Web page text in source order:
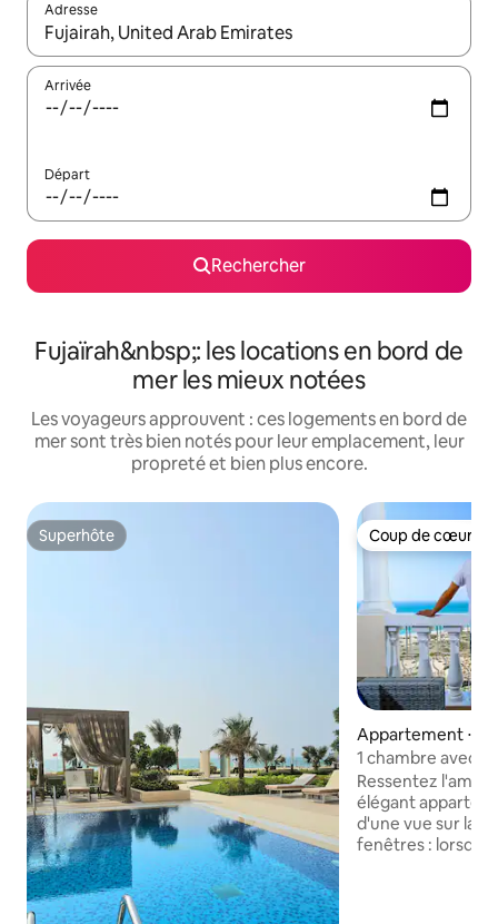
Adresse
Lorsque les résultats s'affichent, utilisez les flèches vers le
Arrivée
Départ
Rechercher
Fujaïrah&nbsp;: les locations en bord de
mer les mieux notées
Les voyageurs approuvent : ces logements en bord de
mer sont très bien notés pour leur emplacement, leur
propreté et bien plus encore.
Superhôte
Superhôte Coup de cœur
Coup de cœur
Appartement ⋅ Al
Hamra
1 chambre avec
pied de la plage
Ressentez
élégant
d'une vue sur la
fenêtres : lorsque